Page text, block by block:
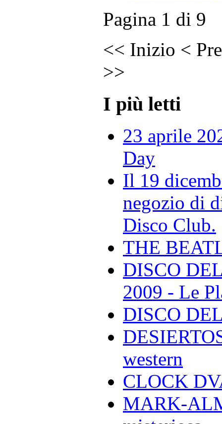
Pagina 1 di 9
<< Inizio <
>>
I più letti
23 aprile
Day
Il 19
negozio di
Disco Club.
THE
DISCO
2009 - Le
DISCO
western
CLOCK
MARK-